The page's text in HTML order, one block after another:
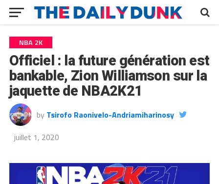
NBA 2K
Officiel : la future génération est
bankable, Zion Williamson sur la
jaquette de NBA2K21
by Tsirofo Raonivelo-Andriamiharinosy
juillet 1, 2020